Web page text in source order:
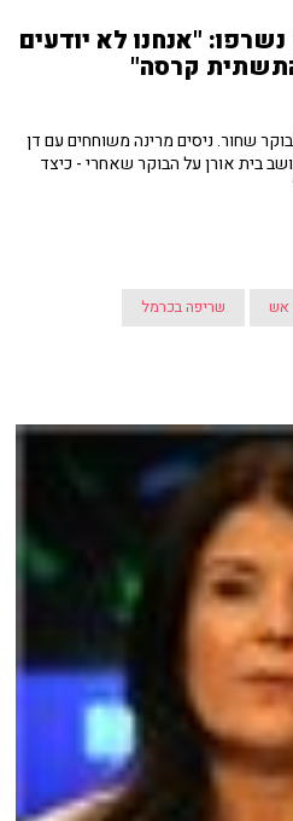
"אנחנו לא יודעים
קרסה"
שחור. ניסים מרינה משוחחים עם דן
בית אורן על הבוקר שאחרי - כיצד
אש
שריפה בכרמל